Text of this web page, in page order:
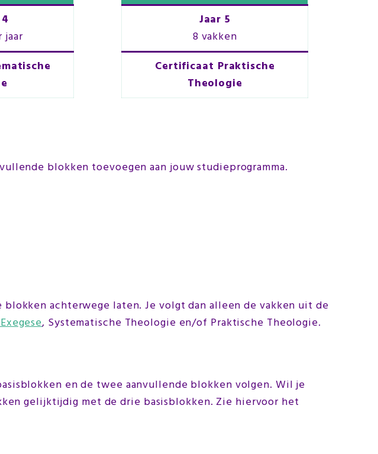
4
jaar
Jaar 5
8 vakken
Certificaat Praktische
Theologie
blokken toevoegen aan jouw studieprogramma.
achterwege laten. Je volgt dan alleen de vakken uit de
, Systematische Theologie en/of Praktische Theologie.
en de twee aanvullende blokken volgen. Wil je
gelijktijdig met de drie basisblokken. Zie hiervoor het